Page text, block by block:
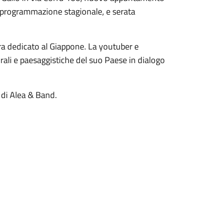
stagionale, e serata
dedicato al Giappone. La youtuber e
e paesaggistiche del suo Paese in dialogo
Alea & Band.